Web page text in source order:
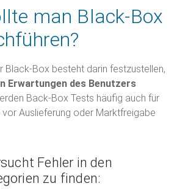
man Black-Box
Black-Box besteht darin festzustellen,
Erwartungen des Benutzers
Back-Box Tests häufig auch für
Auslieferung oder Marktfreigabe
Fehler in den
zu finden: